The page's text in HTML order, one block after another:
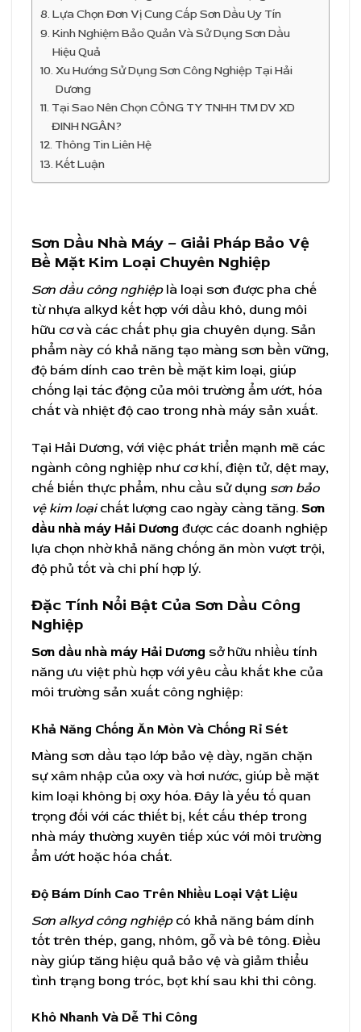
Lựa Chọn Đơn Vị Cung Cấp Sơn Dầu Uy Tín
Kinh Nghiệm Bảo Quản Và Sử Dụng Sơn Dầu
Hiệu Quả
Xu Hướng Sử Dụng Sơn Công Nghiệp Tại Hải
Dương
Tại Sao Nên Chọn CÔNG TY TNHH TM DV XD
ĐINH NGÂN?
Thông Tin Liên Hệ
Kết Luận
Sơn Dầu Nhà Máy – Giải Pháp Bảo Vệ
Bề Mặt Kim Loại Chuyên Nghiệp
Sơn dầu công nghiệplà loại sơn được pha chế
từ nhựa alkyd kết hợp với dầu khô, dung môi
hữu cơ và các chất phụ gia chuyên dụng. Sản
phẩm này có khả năng tạo màng sơn bền vững,
độ bám dính cao trên bề mặt kim loại, giúp
chống lại tác động của môi trường ẩm ướt, hóa
chất và nhiệt độ cao trong nhà máy sản xuất.
Tại Hải Dương, với việc phát triển mạnh mẽ các
ngành công nghiệp như cơ khí, điện tử, dệt may,
chế biến thực phẩm, nhu cầu sử dụng sơn bảo
vệ kim loạichất lượng cao ngày càng tăng. Sơn
dầu nhà máy Hải Dương được các doanh nghiệp
lựa chọn nhờ khả năng chống ăn mòn vượt trội,
độ phủ tốt và chi phí hợp lý.
Đặc Tính Nổi Bật Của Sơn Dầu Công
Nghiệp
Sơn dầu nhà máy Hải Dương sở hữu nhiều tính
năng ưu việt phù hợp với yêu cầu khắt khe của
môi trường sản xuất công nghiệp:
Khả Năng Chống Ăn Mòn Và Chống Rỉ Sét
Màng sơn dầu tạo lớp bảo vệ dày, ngăn chặn
sự xâm nhập của oxy và hơi nước, giúp bề mặt
kim loại không bị oxy hóa. Đây là yếu tố quan
trọng đối với các thiết bị, kết cấu thép trong
nhà máy thường xuyên tiếp xúc với môi trường
ẩm ướt hoặc hóa chất.
Độ Bám Dính Cao Trên Nhiều Loại Vật Liệu
Sơn alkyd công nghiệpcó khả năng bám dính
tốt trên thép, gang, nhôm, gỗ và bê tông. Điều
này giúp tăng hiệu quả bảo vệ và giảm thiểu
tình trạng bong tróc, bọt khí sau khi thi công.
Khô Nhanh Và Dễ Thi Công